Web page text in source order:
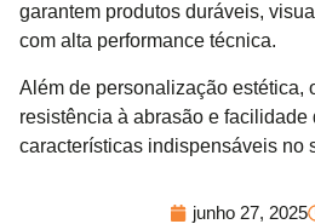
garantem produtos duráveis,
com alta performance técnica.
Além de personalização estética,
resistência à abrasão e facilidade
características indispensáveis no
junho 27, 2025